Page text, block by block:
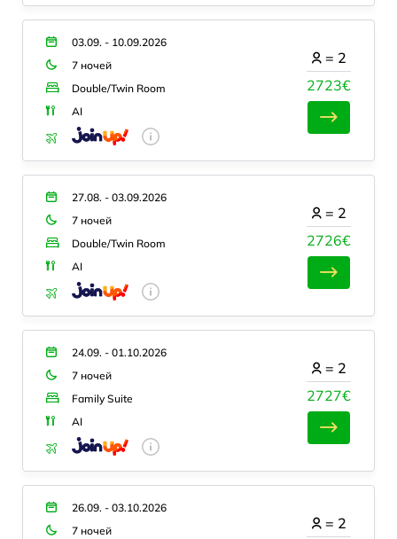
03.09. - 10.09.2026
7 ночей
Double/Twin Room
AI
2723€
= 2
27.08. - 03.09.2026
7 ночей
Double/Twin Room
AI
2726€
= 2
24.09. - 01.10.2026
7 ночей
Family Suite
AI
2727€
= 2
26.09. - 03.10.2026
7 ночей
= 2